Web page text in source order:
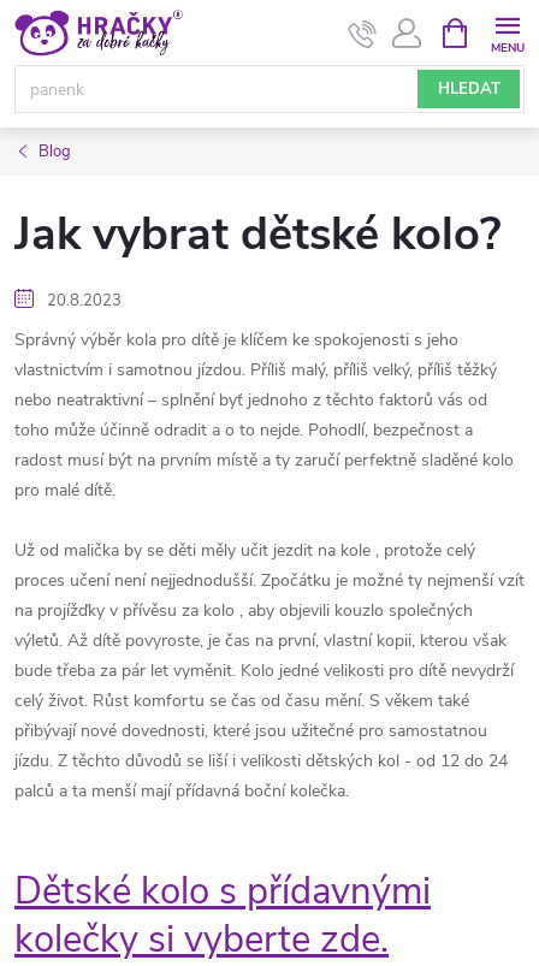
Přejít
obsah
HLEDAT
NÁKUPNÍ
KOŠÍK
Blog
Jak vybrat dětské kolo?
20.8.2023
Správný výběr kola pro dítě je klíčem ke spokojenosti s jeho
vlastnictvím i samotnou jízdou. Příliš malý, příliš velký, příliš těžký
nebo neatraktivní – splnění byť jednoho z těchto faktorů vás od
toho může účinně odradit a o to nejde. Pohodlí, bezpečnost a
radost musí být na prvním místě a ty zaručí perfektně sladěné kolo
pro malé dítě.
Už od malička by se děti měly učit jezdit na kole , protože celý
proces učení není nejjednodušší. Zpočátku je možné ty nejmenší vzít
na projížďky v přívěsu za kolo , aby objevili kouzlo společných
výletů. Až dítě povyroste, je čas na první, vlastní kopii, kterou však
bude třeba za pár let vyměnit. Kolo jedné velikosti pro dítě nevydrží
celý život. Růst komfortu se čas od času mění. S věkem také
přibývají nové dovednosti, které jsou užitečné pro samostatnou
jízdu. Z těchto důvodů se liší i velikosti dětských kol - od 12 do 24
palců a ta menší mají přídavná boční kolečka.
Dětské kolo s přídavnými
kolečky si vyberte zde.